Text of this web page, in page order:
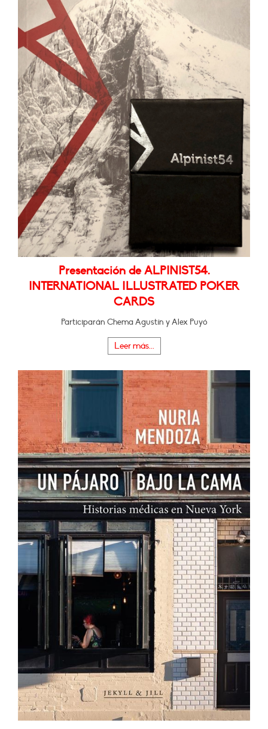
Presentación de ALPINIST54.
INTERNATIONAL ILLUSTRATED POKER
CARDS
Participarán Chema Agustín y Alex Puyó
Leer más...